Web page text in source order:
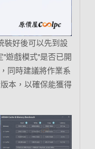
裝好後可以先到設
遊戲模式”是否已開
同時建議將作業系
本，以確保能獲得